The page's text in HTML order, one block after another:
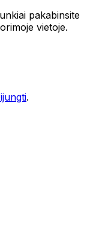
pakabinsite
vietoje.
.